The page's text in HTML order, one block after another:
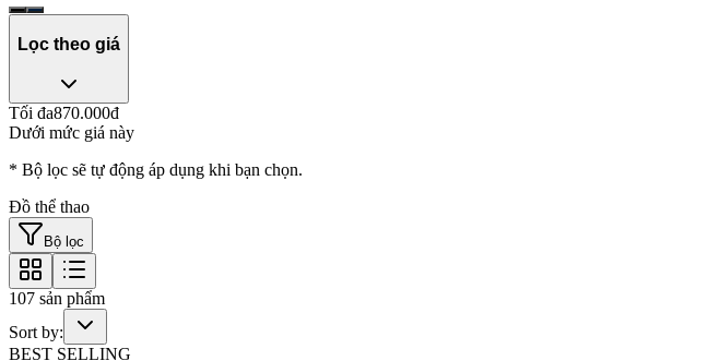
Lọc theo giá
Tối đa870.000đ
Dưới mức giá này
* Bộ lọc sẽ tự động áp dụng khi bạn chọn.
Đồ thể thao
Bộ lọc
107 sản phẩm
Sort by:
BEST SELLING